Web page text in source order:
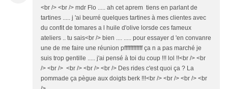
<br /> <br /> mdr Flo ..... ah cet aprem tiens en parlant de
tartines ..... j 'ai beurré quelques tartines à mes clientes avec
du confit de tomares a l huile d'olive lorsde ces fameux
ateliers .. tu sais<br /> bien .... ..... pour essayer d 'en convanre
une de me faire une réunion pffffffffffff ça n a pas marché je
suis trop gentille ..... j'ai pensé à toi du coup !!! lol !!<br /> <br
/> <br /> <br /> <br /> <br /> Des rides c'est quoi ça ? La
pommade ça pègue aux doigts berk !!!<br /> <br /> <br /> <br